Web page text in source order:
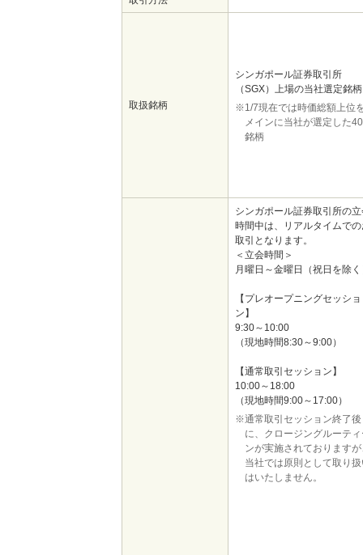
取扱銘柄
シンガポール証券取引所
（SGX）上場の当社選定銘柄
※1/7現在では時価総額上位
メインに当社が選定した40
銘柄
シンガポール証券取引所の
時間中は、リアルタイムで
取引となります。
＜立会時間＞
月曜日～金曜日（祝日を除
【プレオープニングセッショ
ン】
9:30～10:00
（現地時間8:30～9:00）
【通常取引セッション】
10:00～18:00
（現地時間9:00～17:00）
※通常取引セッション終了後
に、クロージングルーテ
ンが実施されております
当社では原則として取り
はいたしません。